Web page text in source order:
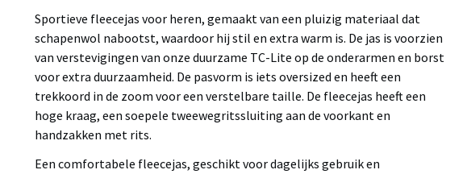
Sportieve fleecejas voor heren, gemaakt van een pluizig materiaal dat
schapenwol nabootst, waardoor hij stil en extra warm is. De jas is voorzien
van verstevigingen van onze duurzame TC-Lite op de onderarmen en borst
voor extra duurzaamheid. De pasvorm is iets oversized en heeft een
trekkoord in de zoom voor een verstelbare taille. De fleecejas heeft een
hoge kraag, een soepele tweewegritssluiting aan de voorkant en
handzakken met rits.
Een comfortabele fleecejas, geschikt voor dagelijks gebruik en